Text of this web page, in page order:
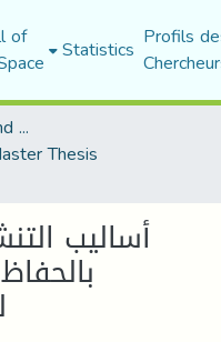
of Statistics Profils
Faculty of Humanities and Social Sciences
Thesis
أساليب